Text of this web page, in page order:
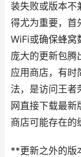
装失败或版本不
得尤为重要，首
WiFi或确保蜂窝
庞大的更新包腾
应用商店，有时
法，是访问王者
网直接下载最新
商店可能存在的
**更新之外的版